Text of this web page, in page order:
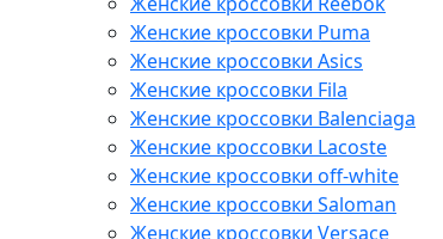
Женские кроссовки Puma
Женские кроссовки Asics
Женские кроссовки Fila
Женские кроссовки Balenciaga
Женские кроссовки Lacoste
Женские кроссовки off-white
Женские кроссовки Saloman
Женские кроссовки Versace